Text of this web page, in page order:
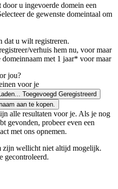
door u ingevoerde domein een
de gewenste domeintaal om
dat u wilt registreren.
verhuis hem nu, voor maar
met 1 jaar* voor maar
jou?
voor je
Toegevoegd Geregistreerd
aan te kopen.
alle resultaten voor je. Als je nog
gevonden, probeer even een
met ons opnemen.
zijn wellicht niet altijd mogelijk.
gecontroleerd.